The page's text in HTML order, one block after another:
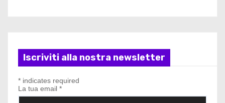
Iscriviti alla nostra newsletter
* indicates required
La tua email *